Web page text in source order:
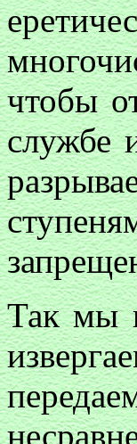
чтобы
службе
Так мы